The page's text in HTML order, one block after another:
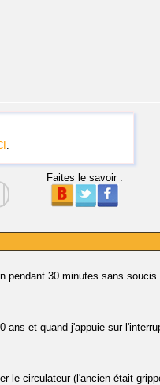
.
Faites le savoir :
pendant 30 minutes sans soucis
ans et quand j'appuie sur
le circulateur (l'ancien était